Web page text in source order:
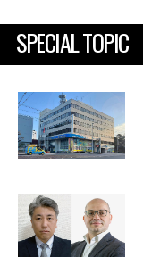
SPECIAL TOPIC